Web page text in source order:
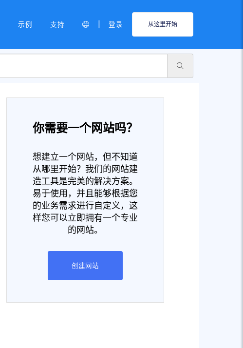
示例 支持 登录 从这里开始
你需要一个网站吗？
想建立一个网站，但不知道
从哪里开始？我们的网站建
造工具是完美的解决方案。
易于使用，并且能够根据您
的业务需求进行自定义，这
样您可以立即拥有一个专业
的网站。
创建网站